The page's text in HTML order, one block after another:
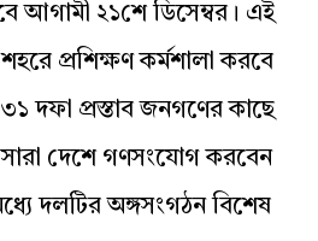
আগামী ২১শে ডিসেম্বর। এই
প্রশিক্ষণ কর্মশালা করবে
৩১ দফা প্রস্তাব জনগণের কাছে
দেশে গণসংযোগ করবেন
দলটির অঙ্গসংগঠন বিশেষ